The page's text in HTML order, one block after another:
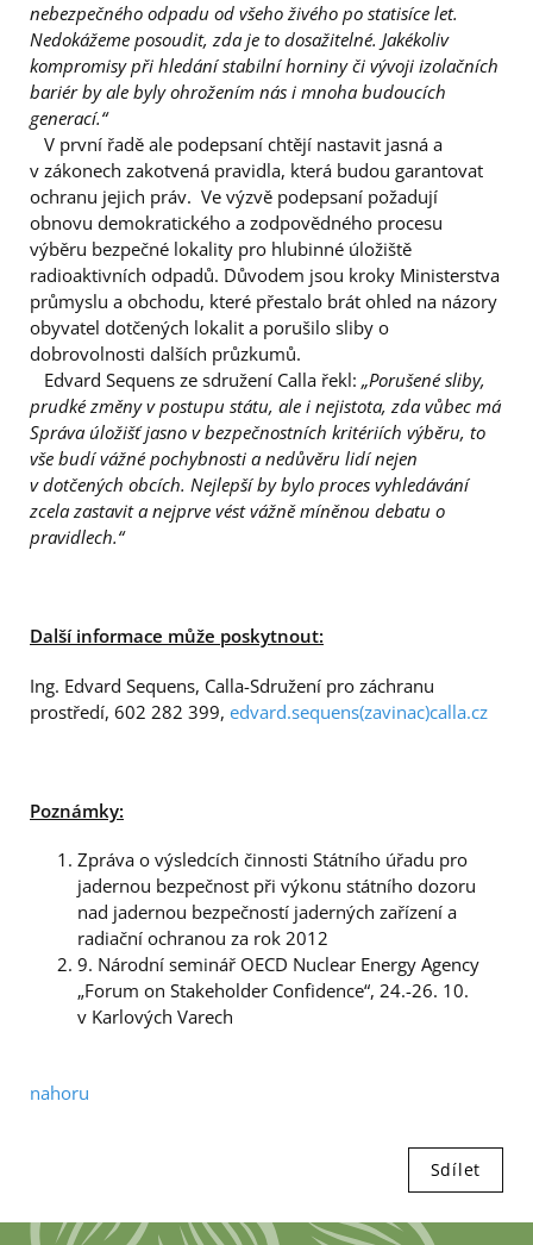
nebezpečného odpadu od všeho živého po statisíce let.
Nedokážeme posoudit, zda je to dosažitelné. Jakékoliv
kompromisy při hledání stabilní horniny či vývoji izolačních
bariér by ale byly ohrožením nás i mnoha budoucích
generací.“
V první řadě ale podepsaní chtějí nastavit jasná a
v zákonech zakotvená pravidla, která budou garantovat
ochranu jejich práv. Ve výzvě podepsaní požadují
obnovu demokratického a zodpovědného procesu
výběru bezpečné lokality pro hlubinné úložiště
radioaktivních odpadů. Důvodem jsou kroky Ministerstva
průmyslu a obchodu, které přestalo brát ohled na názory
obyvatel dotčených lokalit a porušilo sliby o
dobrovolnosti dalších průzkumů.
Edvard Sequens ze sdružení Calla řekl: „Porušené sliby,
prudké změny v postupu státu, ale i nejistota, zda vůbec má
Správa úložišť jasno v bezpečnostních kritériích výběru, to
vše budí vážné pochybnosti a nedůvěru lidí nejen
v dotčených obcích. Nejlepší by bylo proces vyhledávání
zcela zastavit a nejprve vést vážně míněnou debatu o
pravidlech.“
Další informace může poskytnout:
Ing. Edvard Sequens, Calla-Sdružení pro záchranu
prostředí, 602 282 399, edvard.sequens(zavinac)calla.cz
Poznámky:
Zpráva o výsledcích činnosti Státního úřadu pro
jadernou bezpečnost při výkonu státního dozoru
nad jadernou bezpečností jaderných zařízení a
radiační ochranou za rok 2012
9. Národní seminář OECD Nuclear Energy Agency
„Forum on Stakeholder Confidence“, 24.-26. 10.
v Karlových Varech
nahoru
Sdílet